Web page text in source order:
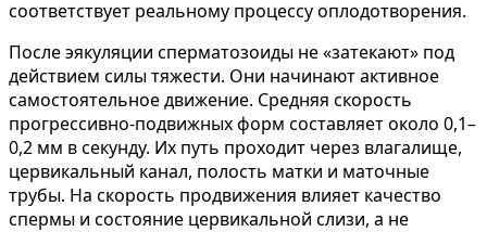
соответствует реальному процессу оплодотворения.
После эякуляции сперматозоиды не «затекают» под
действием силы тяжести. Они начинают активное
самостоятельное движение. Средняя скорость
прогрессивно-подвижных форм составляет около 0,1–
0,2 мм в секунду. Их путь проходит через влагалище,
цервикальный канал, полость матки и маточные
трубы. На скорость продвижения влияет качество
спермы и состояние цервикальной слизи, а не